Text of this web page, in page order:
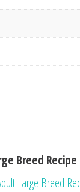
Breed Recipe